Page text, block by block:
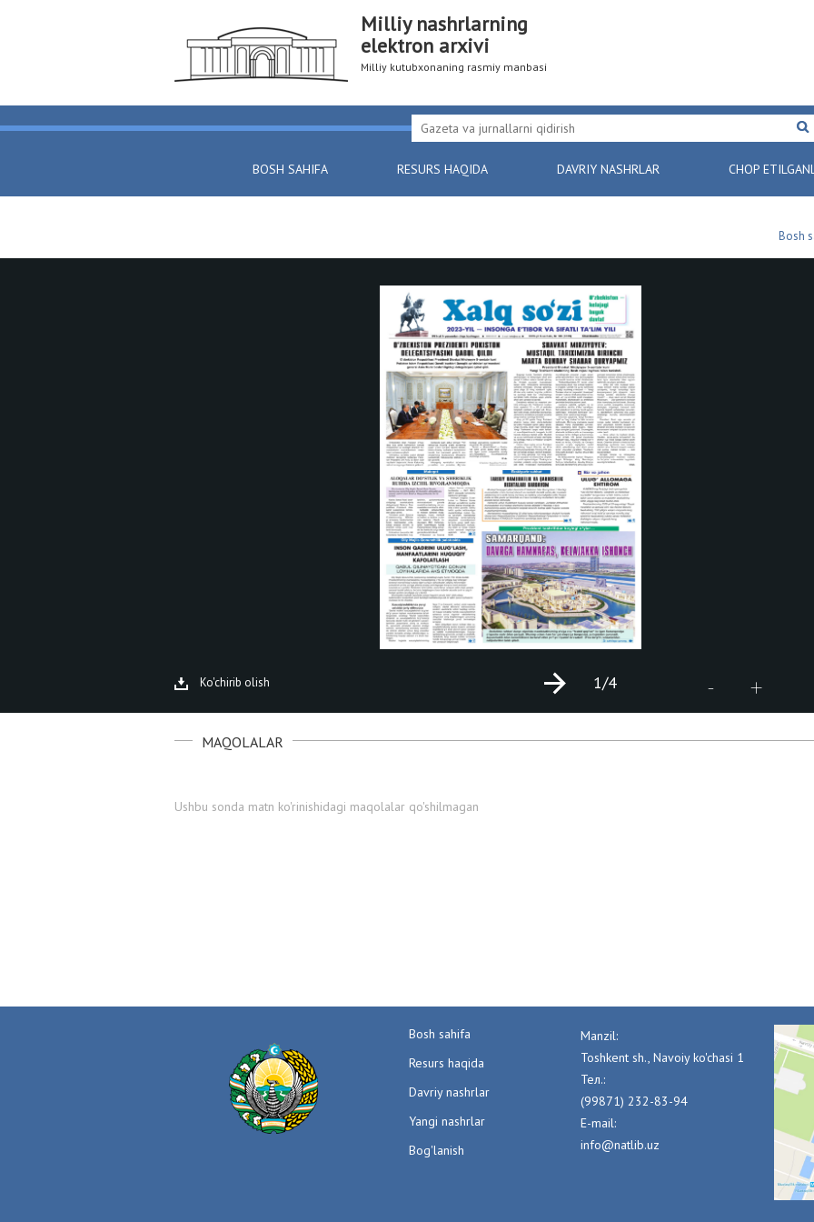
Milliy nashrlarning
elektron arxivi
Milliy kutubxonaning rasmiy manbasi
BOSH SAHIFA RESURS HAQIDA DAVRIY NASHRLAR CHOP
Bosh
Ko'chirib olish - +
1/4
MAQOLALAR
Ushbu sonda matn ko'rinishidagi maqolalar qo'shilmagan
Bosh sahifa
Resurs haqida
Davriy nashrlar
Yangi nashrlar
Bog'lanish
Manzil:
Toshkent sh., Navoiy ko'chasi 1
Тел.:
(99871) 232-83-94
E-mail:
info@natlib.uz